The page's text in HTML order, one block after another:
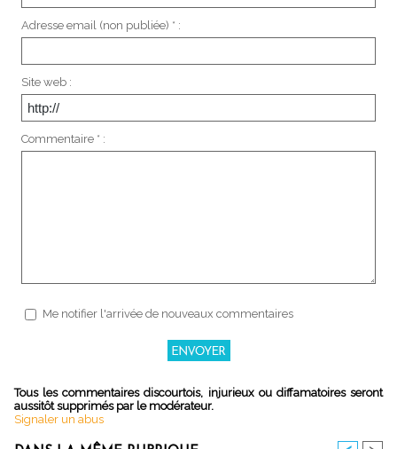
Adresse email (non publiée) * :
Site web :
Commentaire * :
Me notifier l'arrivée de nouveaux commentaires
Tous les commentaires discourtois, injurieux ou diffamatoires seront
aussitôt supprimés par le modérateur.
Signaler un abus